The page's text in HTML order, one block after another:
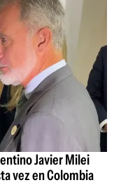
Javier Milei
vez en Colombia